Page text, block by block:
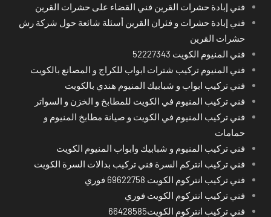
فني إبادة حشرات القرين فني القضاء على حشرات القرين
فني إبادة حشرات و فئران القرين أسئلة شائعة حول شركة رش
حشرات القرين
فني المنيوم الكويت 52227343
فني المنيوم تركيب شترات ابواب للكراج و المصانع بالكويت
فني تركيب ابواب و شبابيك المنيوم هندي بالكويت
فني تركيب المنيوم في الكويت للمطابخ و الخزن و السواتر
فني تركيب المنيوم في الكويت و صيانة مطابخ المنيوم و
حمامات
فني تركيب المنيوم و شبابيك وابواب المنيوم الكويت
فني تركيب انتركم السرة فني تركيب بدالات السرة الكويت
فني تركيب انتركوم الكويت 69622758 فوري
فني تركيب انتركوم الكويت فوري
فني تركيب انتركوم الكويت66428585